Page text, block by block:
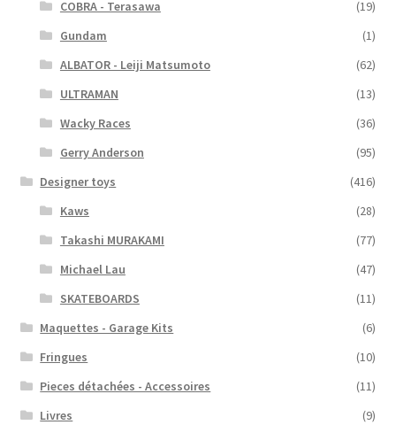
COBRA - Terasawa
(19)
Gundam
(1)
ALBATOR - Leiji Matsumoto
(62)
ULTRAMAN
(13)
Wacky Races
(36)
Gerry Anderson
(95)
Designer toys
(416)
Kaws
(28)
Takashi MURAKAMI
(77)
Michael Lau
(47)
SKATEBOARDS
(11)
Maquettes - Garage Kits
(6)
Fringues
(10)
Pieces détachées - Accessoires
(11)
Livres
(9)